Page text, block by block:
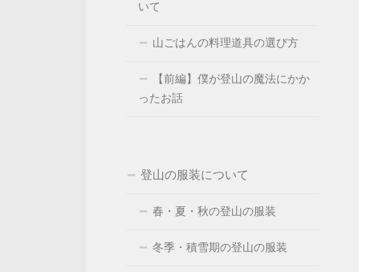
いて
山ごはんの料理道具の選び方
【前編】僕が登山の魔法にかか
ったお話
登山の服装について
春・夏・秋の登山の服装
冬季・積雪期の登山の服装